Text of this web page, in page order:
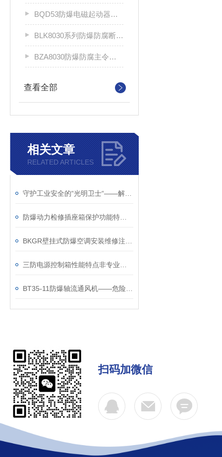
BQD53防爆电磁起动器（Ⅱ B、Ⅱ C）
BLK8030系列防爆防腐断路器
BZA8030防爆防腐主令控制器
查看全部
相关文章
RELATED ARTICLES
扫码加微信